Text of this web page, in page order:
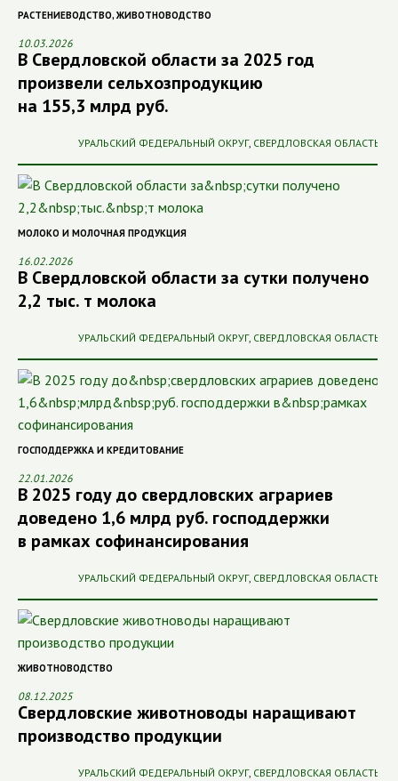
РАСТЕНИЕВОДСТВО, ЖИВОТНОВОДСТВО
10.03.2026
В Свердловской области за 2025 год
произвели сельхозпродукцию
на 155,3 млрд руб.
УРАЛЬСКИЙ ФЕДЕРАЛЬНЫЙ ОКРУГ, СВЕРДЛОВСКАЯ ОБЛАСТЬ
МОЛОКО И МОЛОЧНАЯ ПРОДУКЦИЯ
16.02.2026
В Свердловской области за сутки получено
2,2 тыс. т молока
УРАЛЬСКИЙ ФЕДЕРАЛЬНЫЙ ОКРУГ, СВЕРДЛОВСКАЯ ОБЛАСТЬ
ГОСПОДДЕРЖКА И КРЕДИТОВАНИЕ
22.01.2026
В 2025 году до свердловских аграриев
доведено 1,6 млрд руб. господдержки
в рамках софинансирования
УРАЛЬСКИЙ ФЕДЕРАЛЬНЫЙ ОКРУГ, СВЕРДЛОВСКАЯ ОБЛАСТЬ
ЖИВОТНОВОДСТВО
08.12.2025
Свердловские животноводы наращивают
производство продукции
УРАЛЬСКИЙ ФЕДЕРАЛЬНЫЙ ОКРУГ, СВЕРДЛОВСКАЯ ОБЛАСТЬ